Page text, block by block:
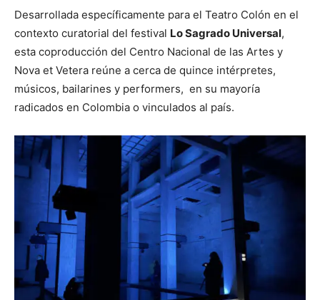
Desarrollada específicamente para el Teatro Colón en el
contexto curatorial del festival Lo Sagrado Universal,
esta coproducción del Centro Nacional de las Artes y
Nova et Vetera reúne a cerca de quince intérpretes,
músicos, bailarines y performers, en su mayoría
radicados en Colombia o vinculados al país.